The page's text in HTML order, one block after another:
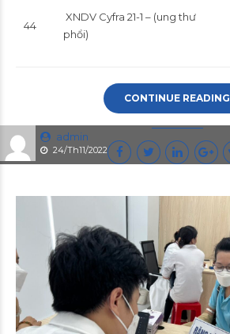
admin
24/Th11/2022
44
XNDV Cyfra 21-1 – (ung thư
phổi)
CONTINUE READING